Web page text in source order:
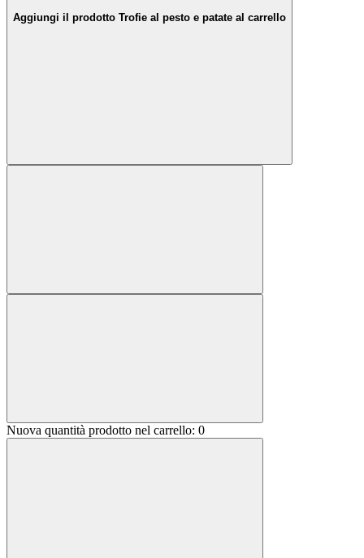
Aggiungi il prodotto Trofie al pesto e patate al carrello
Nuova quantità prodotto nel carrello: 0